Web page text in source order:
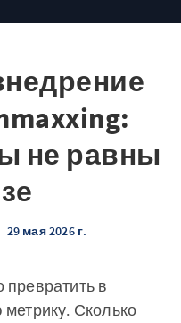
не равны
29 мая 2026 г.
в
Сколько